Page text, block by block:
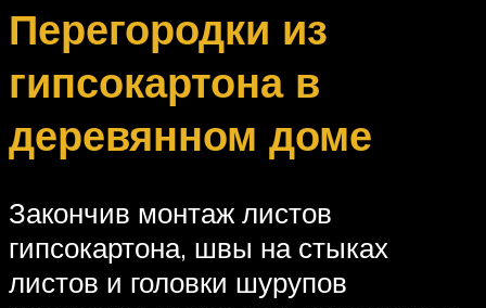
Перегородки из
гипсокартона в
деревянном доме
Закончив монтаж листов
гипсокартона, швы на стыках
листов и головки шурупов